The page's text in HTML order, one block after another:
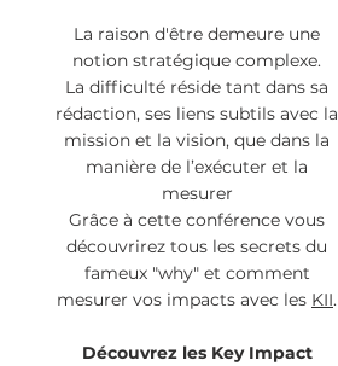
La raison d'être demeure une
notion stratégique complexe.
La difficulté réside tant dans sa
rédaction, ses liens subtils avec la
mission et la vision, que dans la
manière de l’exécuter et la
mesurer
Grâce à cette conférence vous
découvrirez tous les secrets du
fameux "why" et comment
mesurer vos impacts avec les KII.
Découvrez les Key Impact